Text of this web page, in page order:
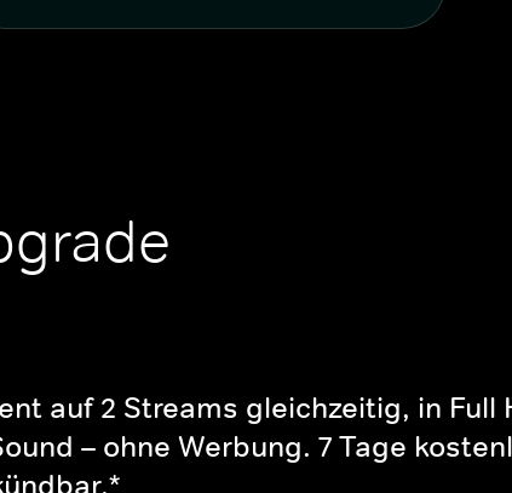
auf 2 Streams gleichzeitig, in Full
– ohne Werbung. 7 Tage